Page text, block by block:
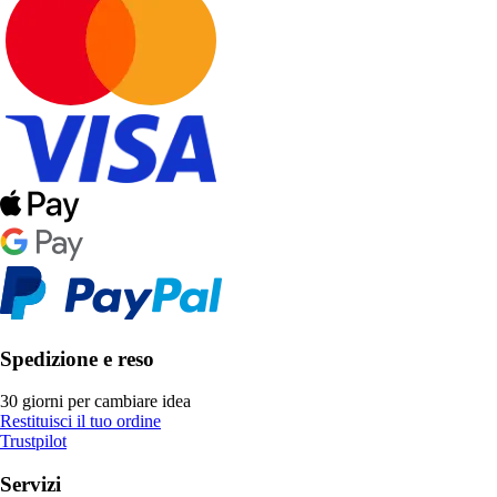
Spedizione e reso
30 giorni per cambiare idea
Restituisci il tuo ordine
Trustpilot
Servizi